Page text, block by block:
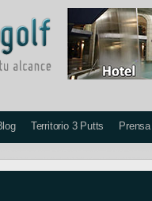
Territorio 3 Putts Prensa